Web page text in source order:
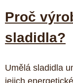
Proč
sladidla?
Umělá sladidla